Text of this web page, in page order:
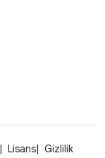
Lisans
Gizlilik